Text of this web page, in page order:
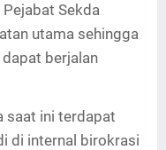
Pejabat Sekda
utama sehingga
berjalan
saat ini terdapat
di internal birokrasi